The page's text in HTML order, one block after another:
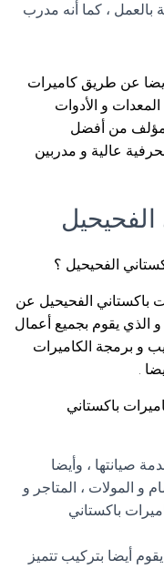
بالعمل ، كما أنه مدرب
عن طريق كاميرات
و الأدوات
مؤلف من أفضل
عالية و مدربين
الفحيحيل ؟
باكستاني الفحيحيل عن
و الذي يقوم بجميع أعمال
و برمجة الكاميرات
.
باكستاني
صيانتها ، وأيضا
و المولات ، المتاجر و
باكستاني
أيضا بتركيب تتميز